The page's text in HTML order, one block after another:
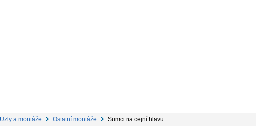
Uzly a montáže Ostatní montáže Sumci na cejní hlavu